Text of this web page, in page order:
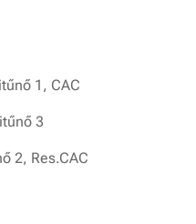
1, CAC
3
2, Res.CAC